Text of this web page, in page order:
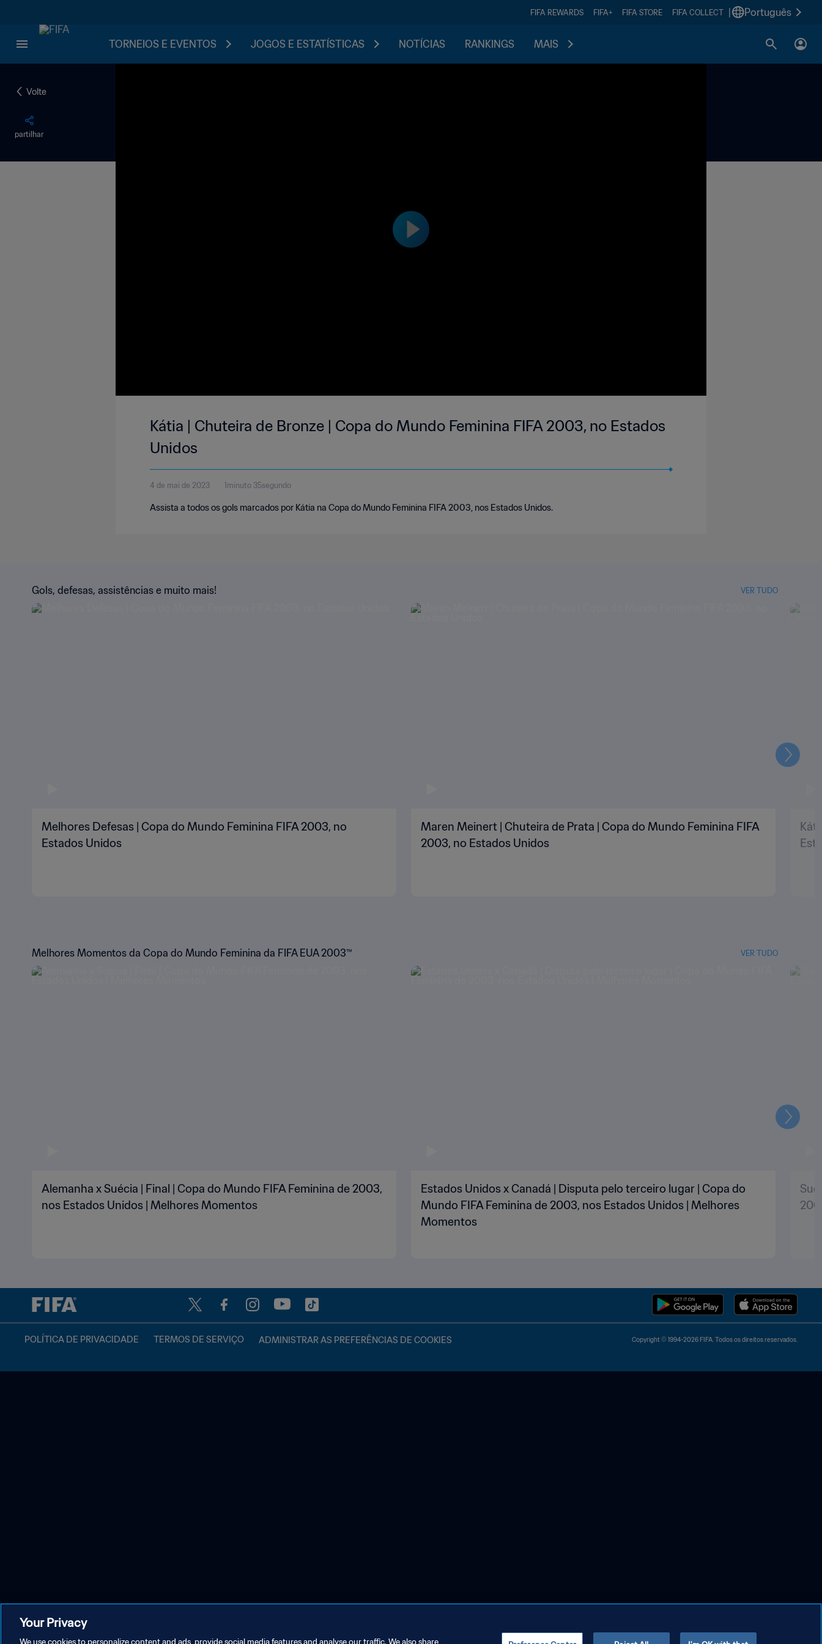
FIFA REWARDS FIFA+ FIFA STORE FIFA COLLECT Português
TORNEIOS E EVENTOS JOGOS E ESTATÍSTICAS NOTÍCIAS RANKINGS MAIS
Volte
partilhar
Kátia | Chuteira de Bronze | Copa do Mundo Feminina FIFA 2003, no Estados
Unidos
4 de mai de 2023 1minuto 35segundo
Assista a todos os gols marcados por Kátia na Copa do Mundo Feminina FIFA 2003, nos Estados Unidos.
Gols, defesas, assistências e muito mais! VER TUDO
Melhores Defesas | Copa do Mundo Feminina FIFA 2003, no
Estados Unidos
Maren Meinert | Chuteira de Prata | Copa do Mundo Feminina FIFA
2003, no Estados Unidos
Melhores Momentos da Copa do Mundo Feminina da FIFA EUA 2003™ VER TUDO
Alemanha x Suécia | Final | Copa do Mundo FIFA Feminina de 2003,
nos Estados Unidos | Melhores Momentos
Estados Unidos x Canadá | Disputa pelo terceiro lugar | Copa do
Mundo FIFA Feminina de 2003, nos Estados Unidos | Melhores
Momentos
POLÍTICA DE PRIVACIDADE TERMOS DE SERVIÇO ADMINISTRAR AS PREFERÊNCIAS DE COOKIES Copyright © 1994-2026 FIFA. Todos os direitos reservados.
Your Privacy
We use cookies to personalize content and ads, provide social media features and analyse our traffic. We also share